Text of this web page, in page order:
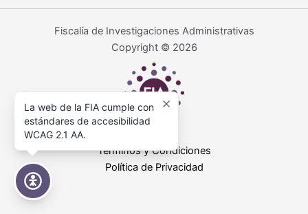
Fiscalía de Investigaciones Administrativas
Copyright © 2026
Términos y Condiciones
Política de Privacidad
Accesibilidad
La web de la FIA cumple con
estándares de accesibilidad
WCAG 2.1 AA.